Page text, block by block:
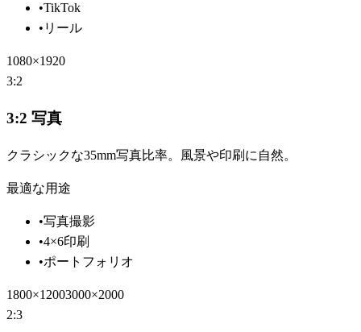
•TikTok
• リール
1080×1920
3:2
3:2 写真
クラシックな35mm写真比率。風景や印刷に自然。
最適な用途
•写真撮影
•4×6印刷
•ポートフォリオ
1800×12003000×2000
2:3